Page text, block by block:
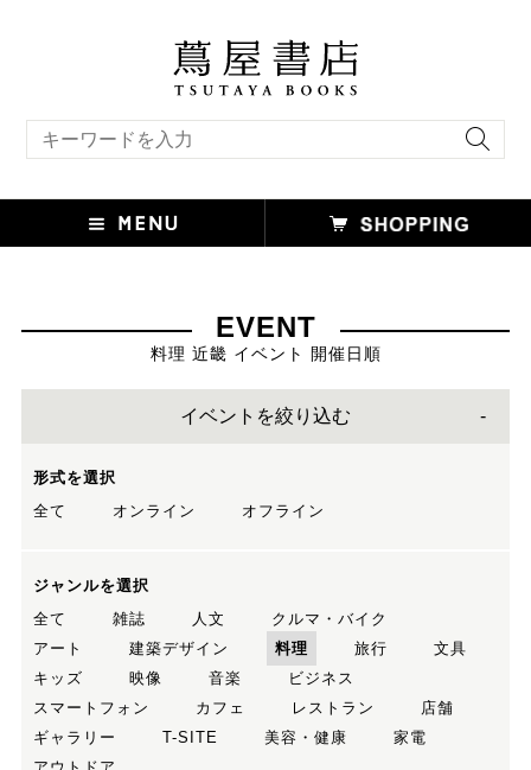
EVENT
料理 近畿 イベント 開催日順
イベントを絞り込む
形式を選択
全て
オンライン オフライン
ジャンルを選択
全て
雑誌 人文
クルマ・バイク
アート
建築デザイン 料理 旅行
文具
キッズ
映像 音楽
ビジネス
スマートフォン
カフェ レストラン
店舗
ギャラリー
T-SITE 美容・健康
家電